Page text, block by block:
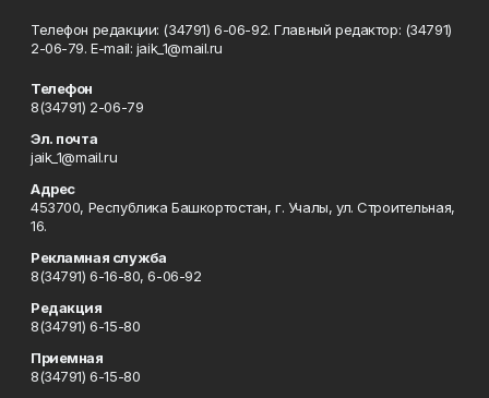
Телефон редакции: (34791) 6-06-92. Главный редактор: (34791)
2-06-79. Е-mаil: jaik_1@mail.ru
Телефон
8(34791) 2-06-79
Эл. почта
jaik_1@mail.ru
Адрес
453700, Республика Башкортостан, г. Учалы, ул. Строительная,
16.
Рекламная служба
8(34791) 6-16-80, 6-06-92
Редакция
8(34791) 6-15-80
Приемная
8(34791) 6-15-80